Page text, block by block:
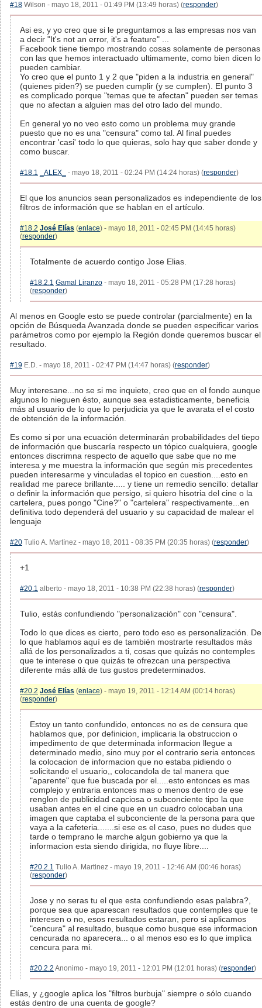
#18 Wilson - mayo 18, 2011 - 01:49 PM (13:49 horas) (responder)
Asi es, y yo creo que si le preguntamos a las empresas nos van
a decir "It's not an error, it's a feature" ...
Facebook tiene tiempo mostrando cosas solamente de personas
con las que hemos interactuado ultimamente, como bien dicen lo
pueden cambiar.
Yo creo que el punto 1 y 2 que "piden a la industria en general"
(quienes piden?) se pueden cumplir (y se cumplen). El punto 3
es complicado porque "temas que te afectan" pueden ser temas
que no afectan a alguien mas del otro lado del mundo.
En general yo no veo esto como un problema muy grande
puesto que no es una "censura" como tal. Al final puedes
encontrar 'casi' todo lo que quieras, solo hay que saber donde y
como buscar.
#18.1 _ALEX_ - mayo 18, 2011 - 02:24 PM (14:24 horas) (responder)
El que los anuncios sean personalizados es independiente de los
filtros de información que se hablan en el artículo.
#18.2 José Elías (enlace) - mayo 18, 2011 - 02:45 PM (14:45 horas)
(responder)
Totalmente de acuerdo contigo Jose Elias.
#18.2.1 Gamal Liranzo - mayo 18, 2011 - 05:28 PM (17:28 horas)
(responder)
Al menos en Google esto se puede controlar (parcialmente) en la
opción de Búsqueda Avanzada donde se pueden especificar varios
parámetros como por ejemplo la Región donde queremos buscar el
resultado.
#19 E.D. - mayo 18, 2011 - 02:47 PM (14:47 horas) (responder)
Muy interesane...no se si me inquiete, creo que en el fondo aunque
algunos lo nieguen ésto, aunque sea estadisticamente, beneficia
más al usuario de lo que lo perjudicia ya que le avarata el el costo
de obtención de la información.
Es como si por una ecuación determinarán probabilidades del tiepo
de información que buscaría respecto un tópico cualquiera, google
entonces discrimna respecto de aquello que sabe que no me
interesa y me muestra la información que según mis precedentes
pueden interesarme y vinculadas el topico en cuestion....esto en
realidad me parece brillante..... y tiene un remedio sencillo: detallar
o definir la información que persigo, si quiero hisotria del cine o la
cartelera, pues pongo "Cine?" o "cartelera" respectivamente...en
definitiva todo dependerá del usuario y su capacidad de malear el
lenguaje
#20 Tulio A. Martínez - mayo 18, 2011 - 08:35 PM (20:35 horas) (responder)
+1
#20.1 alberto - mayo 18, 2011 - 10:38 PM (22:38 horas) (responder)
Tulio, estás confundiendo "personalización" con "censura".
Todo lo que dices es cierto, pero todo eso es personalización. De
lo que hablamos aquí es de también mostrarte resultados más
allá de los personalizados a ti, cosas que quizás no contemples
que te interese o que quizás te ofrezcan una perspectiva
diferente más allá de tus gustos predeterminados.
#20.2 José Elías (enlace) - mayo 19, 2011 - 12:14 AM (00:14 horas)
(responder)
Estoy un tanto confundido, entonces no es de censura que
hablamos que, por definicion, implicaria la obstruccion o
impedimento de que determinada informacion llegue a
determinado medio, sino muy por el contrario seria entonces
la colocacion de informacion que no estaba pidiendo o
solicitando el usuario,, colocandola de tal manera que
"aparente" que fue buscada por el.....esto entonces es mas
complejo y entraria entonces mas o menos dentro de ese
renglon de publicidad capciosa o subconciente tipo la que
usaban antes en el cine que en un cuadro colocaban una
imagen que captaba el subconciente de la persona para que
vaya a la cafeteria.......si ese es el caso, pues no dudes que
tarde o temprano le marche algun gobierno ya que la
informacion esta siendo dirigida, no fluye libre....
#20.2.1 Tulio A. Martinez - mayo 19, 2011 - 12:46 AM (00:46 horas)
(responder)
Jose y no seras tu el que esta confundiendo esas palabra?,
porque sea que aparescan resultados que contemples que te
interesen o no, esos resultados estaran, pero si aplicamos
"cencura" al resultado, busque como busque ese informacion
cencurada no aparecera... o al menos eso es lo que implica
cencura para mi.
#20.2.2 Anonimo - mayo 19, 2011 - 12:01 PM (12:01 horas) (responder)
Elías, y ¿google aplica los "filtros burbuja" siempre o sólo cuando
estás dentro de una cuenta de google?